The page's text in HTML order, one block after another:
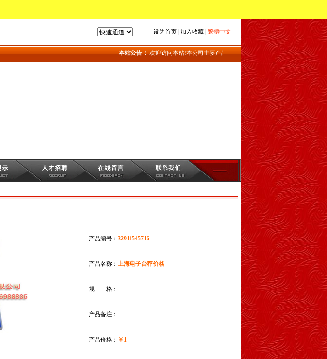
设为首页| 加入收藏| 繁體中文
本站公告： 欢迎访问本站!本公司主要产品：地磅_上海地磅_地磅维修
产品编号： 32911545716
产品名称： 上海电子台秤价格
规 格：
产品备注：
产品价格： ￥1